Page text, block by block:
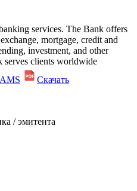
services. The Bank offers
mortgage, credit and
investment, and other
serves clients worldwide
Скачать
/ эмитента